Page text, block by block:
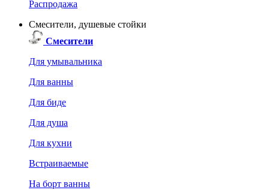
Распродажа
Смесители, душевые стойки
Смесители
Для умывальника
Для ванны
Для биде
Для душа
Для кухни
Встраиваемые
На борт ванны